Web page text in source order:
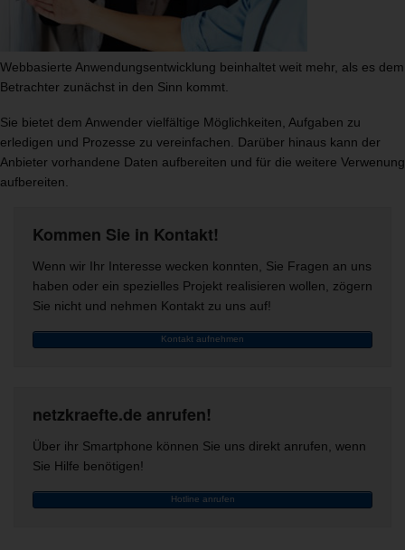
Webbasierte Anwendungsentwicklung beinhaltet weit mehr, als es dem
Betrachter zunächst in den Sinn kommt.
Sie bietet dem Anwender vielfältige Möglichkeiten, Aufgaben zu
erledigen und Prozesse zu vereinfachen. Darüber hinaus kann der
Anbieter vorhandene Daten aufbereiten und für die weitere Verwenung
aufbereiten.
Kommen Sie in Kontakt!
Wenn wir Ihr Interesse wecken konnten, Sie Fragen an uns
haben oder ein spezielles Projekt realisieren wollen, zögern
Sie nicht und nehmen Kontakt zu uns auf!
Kontakt aufnehmen
netzkraefte.de anrufen!
Über ihr Smartphone können Sie uns direkt anrufen, wenn
Sie Hilfe benötigen!
Hotline anrufen